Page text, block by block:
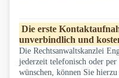
Die erste
unverbindlich und
Die Rechtsanwaltskanzlei
jederzeit telefonisch oder
wünschen, können Sie